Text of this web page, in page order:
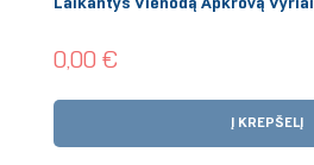
Laikantys Vienodą Apkrovą Vyriai
Kaina
0,00 €
Į KREPŠELĮ